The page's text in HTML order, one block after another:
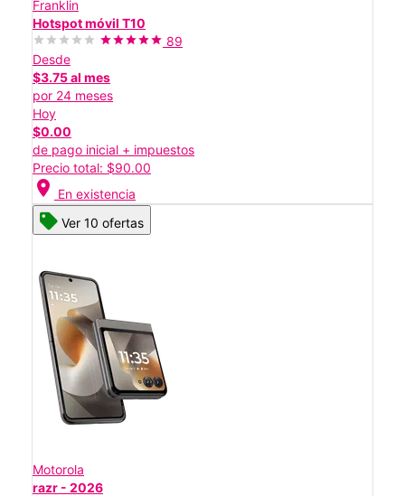
Franklin
Hotspot móvil T10
89
Desde
$3.75 al mes
por 24 meses
Hoy
$0.00
de pago inicial + impuestos
Precio total: $90.00
location_on En existencia
Ver 10 ofertas
Motorola
razr - 2026